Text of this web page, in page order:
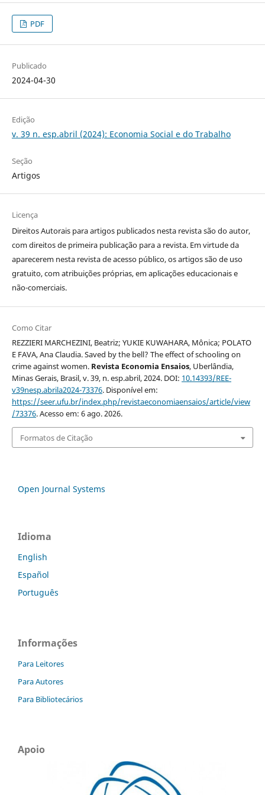
PDF
Publicado
2024-04-30
Edição
v. 39 n. esp.abril (2024): Economia Social e do Trabalho
Seção
Artigos
Licença
Direitos Autorais para artigos publicados nesta revista são do autor,
com direitos de primeira publicação para a revista. Em virtude da
aparecerem nesta revista de acesso público, os artigos são de uso
gratuito, com atribuições próprias, em aplicações educacionais e
não-comerciais.
Como Citar
REZZIERI MARCHEZINI, Beatriz; YUKIE KUWAHARA, Mônica; POLATO
E FAVA, Ana Claudia. Saved by the bell? The effect of schooling on
crime against women. Revista Economia Ensaios, Uberlândia,
Minas Gerais, Brasil, v. 39, n. esp.abril, 2024. DOI: 10.14393/REE-
v39nesp.abrila2024-73376. Disponível em:
https://seer.ufu.br/index.php/revistaeconomiaensaios/article/view
/73376. Acesso em: 6 ago. 2026.
Formatos de Citação
Open Journal Systems
Idioma
English
Español
Português
Informações
Para Leitores
Para Autores
Para Bibliotecários
Apoio